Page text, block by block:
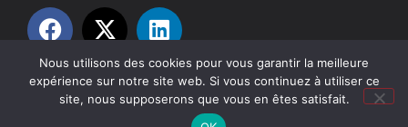
© 2022-2026 L'économiste du Togo
Nous utilisons des cookies pour vous garantir la meilleure
expérience sur notre site web. Si vous continuez à utiliser ce
site, nous supposerons que vous en êtes satisfait.